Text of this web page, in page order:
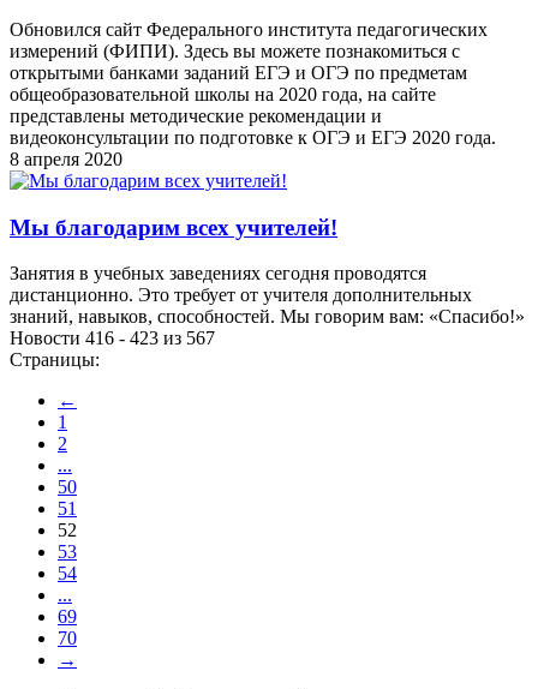
Обновился сайт Федерального института педагогических
измерений (ФИПИ). Здесь вы можете познакомиться с
открытыми банками заданий ЕГЭ и ОГЭ по предметам
общеобразовательной школы на 2020 года, на сайте
представлены методические рекомендации и
видеоконсультации по подготовке к ОГЭ и ЕГЭ 2020 года.
8 апреля 2020
Мы благодарим всех учителей!
Занятия в учебных заведениях сегодня проводятся
дистанционно. Это требует от учителя дополнительных
знаний, навыков, способностей. Мы говорим вам: «Спасибо!»
Новости 416 - 423 из 567
Страницы:
←
1
2
...
50
51
52
53
54
...
69
70
→